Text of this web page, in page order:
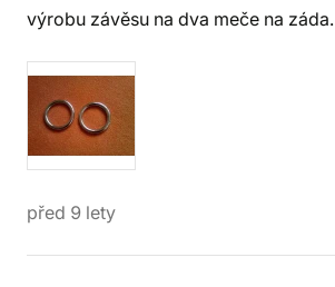
výrobu závěsu na dva meče na záda.
před 9 lety